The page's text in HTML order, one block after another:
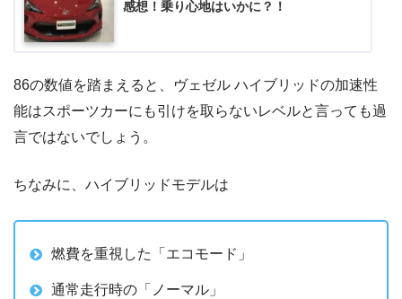
感想！乗り心地はいかに？！
86の数値を踏まえると、ヴェゼル ハイブリッドの加速性
能はスポーツカーにも引けを取らないレベルと言っても過
言ではないでしょう。
ちなみに、ハイブリッドモデルは
燃費を重視した「エコモード」
通常走行時の「ノーマル」